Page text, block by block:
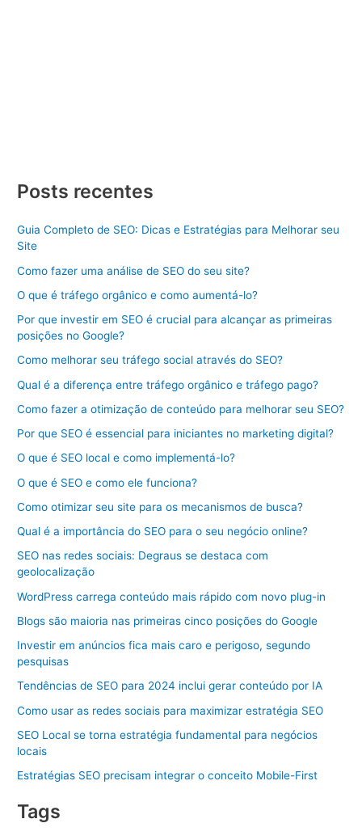
Site
Alagoas
Posts recentes
Guia Completo de SEO: Dicas e Estratégias para Melhorar seu
Site
Como fazer uma análise de SEO do seu site?
O que é tráfego orgânico e como aumentá-lo?
Por que investir em SEO é crucial para alcançar as primeiras
posições no Google?
Como melhorar seu tráfego social através do SEO?
Qual é a diferença entre tráfego orgânico e tráfego pago?
Como fazer a otimização de conteúdo para melhorar seu SEO?
Por que SEO é essencial para iniciantes no marketing digital?
O que é SEO local e como implementá-lo?
O que é SEO e como ele funciona?
Como otimizar seu site para os mecanismos de busca?
Qual é a importância do SEO para o seu negócio online?
SEO nas redes sociais: Degraus se destaca com
geolocalização
WordPress carrega conteúdo mais rápido com novo plug-in
Blogs são maioria nas primeiras cinco posições do Google
Investir em anúncios fica mais caro e perigoso, segundo
pesquisas
Tendências de SEO para 2024 inclui gerar conteúdo por IA
Como usar as redes sociais para maximizar estratégia SEO
SEO Local se torna estratégia fundamental para negócios
locais
Estratégias SEO precisam integrar o conceito Mobile-First
Tags